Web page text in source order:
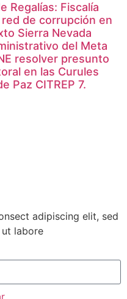
Regalías: Fiscalía
de corrupción en
Sierra Nevada
del Meta
resolver presunto
en las Curules
Paz CITREP 7.
adipiscing elit, sed
labore